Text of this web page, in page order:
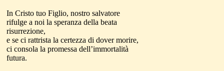
In Cristo tuo Figlio, nostro salvatore
rifulge a noi la speranza della beata
risurrezione,
e se ci rattrista la certezza di dover morire,
ci consola la promessa dell’immortalità
futura.